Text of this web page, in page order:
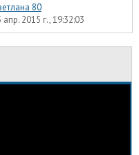
80
апр. 2015 г., 19:32:03